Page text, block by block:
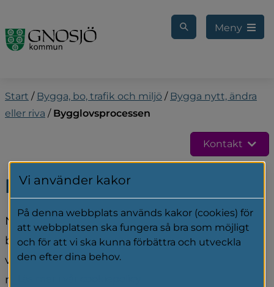
Meny
Start / Bygga, bo, trafik och miljö / Bygga nytt, ändra
eller riva / Bygglovsprocessen
Kontakt
Bygglovsprocessen
När du söker bygglov är det flera steg du
behöver gå igenom innan vi tar beslut. Det är
viktigt att du läser igenom instruktionerna
nedan. Har du frågor inför ansökan, är du
Vi använder kakor
På denna webbplats används kakor (cookies) för
att webbplatsen ska fungera så bra som möjligt
och för att vi ska kunna förbättra och utveckla
den efter dina behov.